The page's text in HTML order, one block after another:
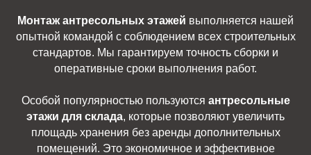
Монтаж антресольных этажей выполняется нашей
опытной командой с соблюдением всех строительных
стандартов. Мы гарантируем точность сборки и
оперативные сроки выполнения работ.
Особой популярностью пользуются антресольные
этажи для склада, которые позволяют увеличить
площадь хранения без аренды дополнительных
помещений. Это экономичное и эффективное